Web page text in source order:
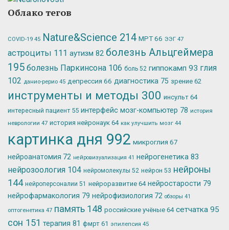
Облако тегов
COVID-19 45 Nature&Science 214 МРТ66 ЭЭГ 47
астроциты 111 аутизм 82 болезнь Альцгеймера
195 болезнь Паркинсона 106 боль 52 гиппокамп 93 глия
102 данио-рерио 45 депрессия 66 диагностика 75 зрение 62
инструменты и методы 300 инсульт 64
интересный пациент 55 интерфейс мозг-компьютер 78 история
неврологии 47 история нейронаук 64 как улучшить мозг 44
картинка дня 992 микроглия 67
нейроанатомия 72 нейровизуализация 41 нейрогенетика 83
нейрозоология 104 нейромолекулы 52 нейрон 53 нейроны
144 нейроперсоналии 51 нейроразвитие 64 нейростарости 79
нейрофармакология 79 нейрофизиология 72 обзоры 41
оптогенетика 47 память 148 российские учёные 64 сетчатка 95
сон 151 терапия 81 фмрт 61 эпилепсия 45